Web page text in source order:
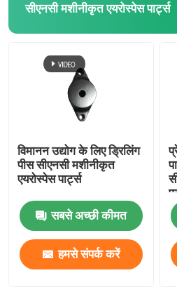
सीएनसी मशीनीकृत एयरोस्पेस पार्ट्स
विमानन उद्योग के लिए ड्रिलिंग
पीस सीएनसी मशीनीकृत
एयरोस्पेस पार्ट्स
सबसे अच्छी कीमत
हमसे संपर्क करें